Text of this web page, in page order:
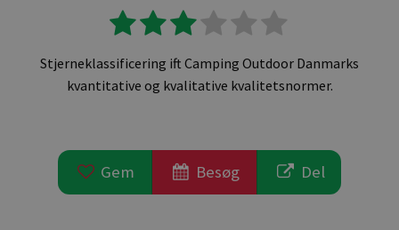
Stjerneklassificering ift Camping Outdoor Danmarks
kvantitative og kvalitative kvalitetsnormer.
Gem Besøg Del